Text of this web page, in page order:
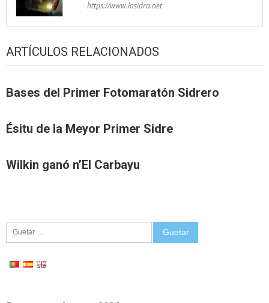
https://www.lasidra.net
ARTÍCULOS RELACIONADOS
Bases del Primer Fotomaratón Sidrero
Ésitu de la Meyor Primer Sidre
Wilkin ganó n’El Carbayu
Guetar: